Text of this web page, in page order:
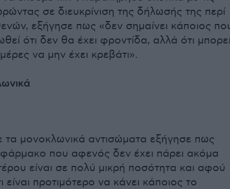
σε διευκρίνιση της δήλωσής της περί
εξήγησε πως «δεν σημαίνει κάποιος
ότι δεν θα έχει φροντίδα, αλλά ότι
να μην έχει κρεβάτι».
τα μονοκλωνικά αντισώματα εξήγησε πως
φάρμακο που αφενός δεν έχει πάρει ακόμα
είναι σε πολύ μικρή ποσότητα και αφού
είναι προτιμότερο να κάνει κάποιος το